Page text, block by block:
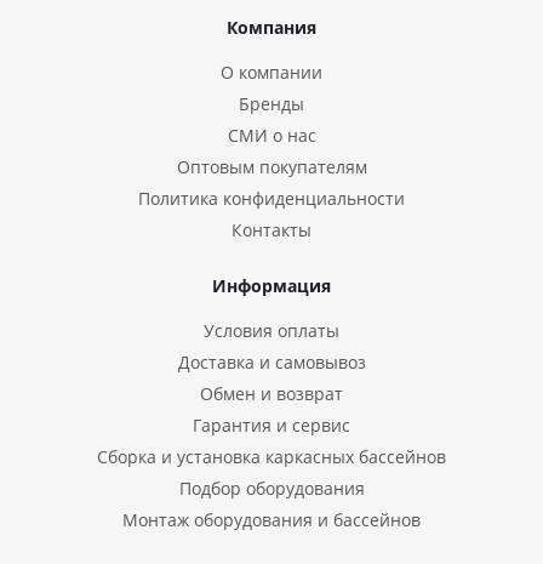
Компания
О компании
Бренды
СМИ о нас
Оптовым покупателям
Политика конфиденциальности
Контакты
Информация
Условия оплаты
Доставка и самовывоз
Обмен и возврат
Гарантия и сервис
Сборка и установка каркасных бассейнов
Подбор оборудования
Монтаж оборудования и бассейнов